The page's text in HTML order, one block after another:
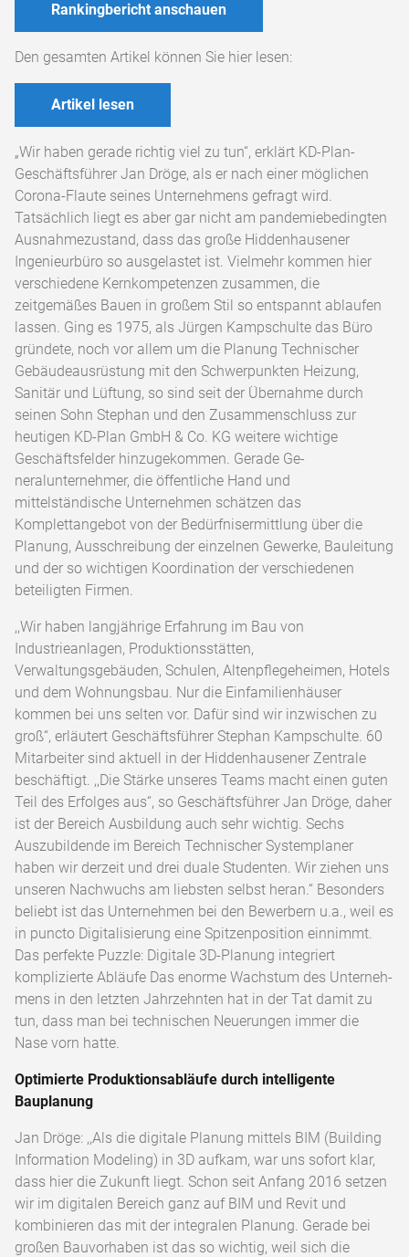
Rankingbericht anschauen
Den gesamten Artikel können Sie hier lesen:
Artikel lesen
„Wir haben gerade richtig viel zu tun“, er­klärt KD-Plan-
Geschäftsführer Jan Dröge, als er nach einer möglichen
Corona-Flaute seines Unternehmens gefragt wird.
Tatsächlich liegt es aber gar nicht am pandemiebedingten
Aus­nahmezustand, dass das große Hiddenhause­ner
Ingenieurbüro so ausgelastet ist. Vielmehr kommen hier
verschiedene Kernkompetenzen zusammen, die
zeitgemäßes Bauen in großem Stil so entspannt ablaufen
lassen. Ging es 1975, als Jürgen Kampschulte das Büro
gründete, noch vor allem um die Planung Technischer
Gebäudeausrüstung mit den Schwerpunkten Heizung,
Sanitär und Lüftung, so sind seit der Übernahme durch
seinen Sohn Stephan und den Zusammenschluss zur
heutigen KD-Plan GmbH & Co. KG weitere wichtige
Geschäftsfelder hinzugekommen. Gerade Ge­
neralunternehmer, die öffentliche Hand und
mittelständische Unternehmen schätzen das
Komplettangebot von der Bedürfnisermittlung über die
Planung, Ausschreibung der einzel­nen Gewerke, Bauleitung
und der so wichtigen Koordination der verschiedenen
beteiligten Firmen.
,,Wir haben langjährige Erfahrung im Bau von
Industrieanlagen, Produktionsstätten,
Verwaltungsgebäuden, Schulen, Altenpflege­heimen, Hotels
und dem Wohnungsbau. Nur die Einfamilienhäuser
kommen bei uns selten vor. Dafür sind wir inzwischen zu
groß“, erläu­tert Geschäftsführer Stephan Kampschulte. 60
Mitarbeiter sind aktuell in der Hiddenhause­ner Zentrale
beschäftigt. ,,Die Stärke unseres Teams macht einen guten
Teil des Erfolges aus“, so Geschäftsführer Jan Dröge, daher
ist der Bereich Ausbildung auch sehr wichtig. Sechs
Auszubildende im Bereich Technischer Systemplaner
haben wir derzeit und drei dua­le Studenten. Wir ziehen uns
unseren Nach­wuchs am liebsten selbst heran.“ Besonders
beliebt ist das Unternehmen bei den Bewer­bern u.a., weil es
in puncto Digitalisierung eine Spitzenposition einnimmt.
Das perfekte Puzzle: Digitale 3D-Planung integriert
komplizierte Abläufe Das enorme Wachstum des Unterneh­
mens in den letzten Jahrzehnten hat in der Tat damit zu
tun, dass man bei technischen Neuerungen immer die
Nase vorn hatte.
Optimierte Produktionsabläufe durch intelligente
Bauplanung
Jan Dröge: ,,Als die digitale Planung mittels BIM (Building
Information Modeling) in 3D auf­kam, war uns sofort klar,
dass hier die Zu­kunft liegt. Schon seit Anfang 2016 setzen
wir im digitalen Bereich ganz auf BIM und Revit und
kombinieren das mit der integralen Planung. Gerade bei
großen Bauvorhaben ist das so wichtig, weil sich die